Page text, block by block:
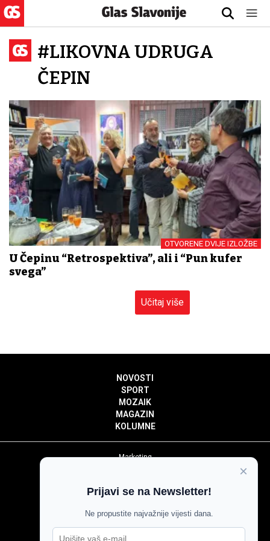
#LIKOVNA UDRUGA
ČEPIN
OTVORENE DVIJE IZLOŽBE
U Čepinu “Retrospektiva”, ali i “Pun kufer
svega”
Učitaj više
NOVOSTI
SPORT
MOZAIK
MAGAZIN
KOLUMNE
Marketing
Impressum
Pravila komentiranja
Agroglas
×
Prijavi se na Newsletter!
Ne propustite najvažnije vijesti dana.